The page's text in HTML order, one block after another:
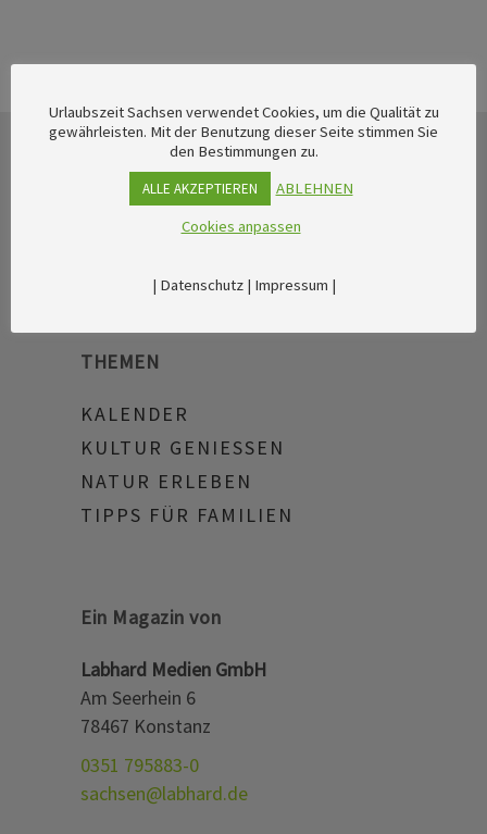
THEMEN
KALENDER
KULTUR GENIESSEN
NATUR ERLEBEN
TIPPS FÜR FAMILIEN
Ein Magazin von
Labhard Medien GmbH
Am Seerhein 6
78467 Konstanz
0351 795883-0
sachsen@labhard.de
Urlaubszeit Sachsen verwendet Cookies, um die Qualität zu
gewährleisten. Mit der Benutzung dieser Seite stimmen Sie
den Bestimmungen zu.
ALLE AKZEPTIEREN
ABLEHNEN
Cookies anpassen
| Datenschutz| Impressum |